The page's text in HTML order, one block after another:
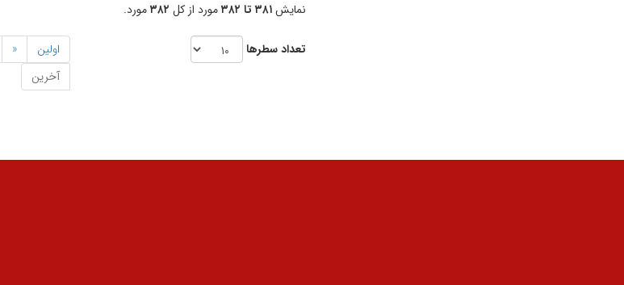
نمایش۳۸۱ تا ۳۸۲ مورد از کل ۳۸۲مورد.
تعداد سطرها اولین «
آخرین